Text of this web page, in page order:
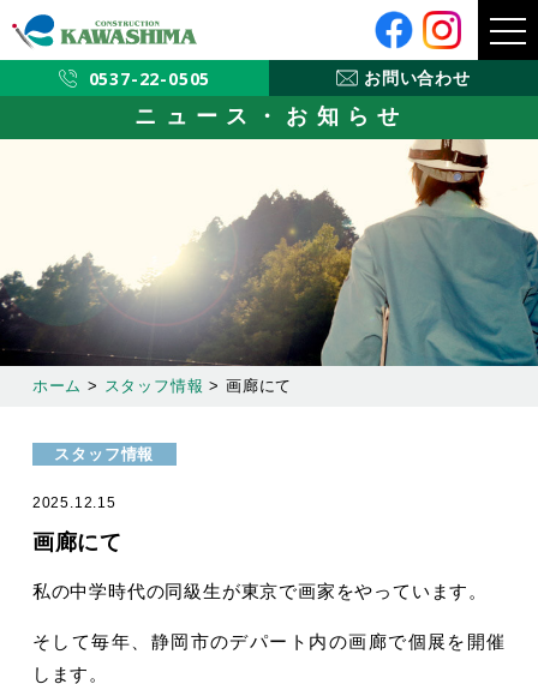
ニ
0537-22-0505 お問い合わせ
ニュース・お知らせ
ホーム > スタッフ情報 > 画廊にて
スタッフ情報
2025.12.15
画廊にて
私の中学時代の同級生が東京で画家をやっています。
そして毎年、静岡市のデパート内の画廊で個展を開催
します。